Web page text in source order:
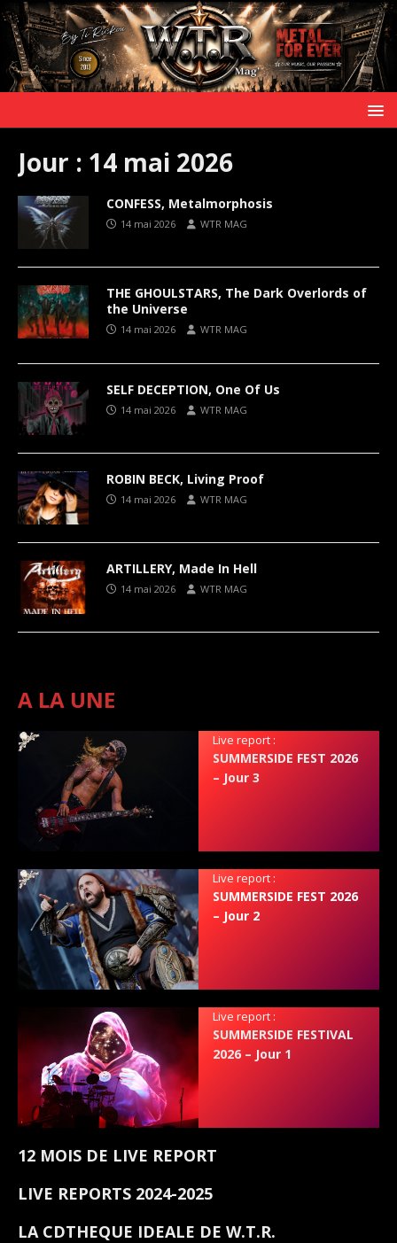
Jour : 14 mai 2026
CONFESS, Metalmorphosis
14 mai 2026 WTR MAG
THE GHOULSTARS, The Dark Overlords of
the Universe
14 mai 2026 WTR MAG
SELF DECEPTION, One Of Us
14 mai 2026 WTR MAG
ROBIN BECK, Living Proof
14 mai 2026 WTR MAG
ARTILLERY, Made In Hell
14 mai 2026 WTR MAG
A LA UNE
Live report :
SUMMERSIDE FEST 2026
– Jour 3
Live report :
SUMMERSIDE FEST 2026
– Jour 2
Live report :
SUMMERSIDE FESTIVAL
2026 – Jour 1
12 MOIS DE LIVE REPORT
LIVE REPORTS 2024-2025
LA CDTHEQUE IDEALE DE W.T.R.